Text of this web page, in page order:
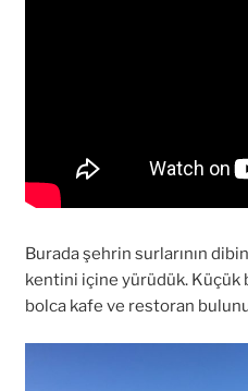
Burada şehrin surlarının
kentini içine yürüdük. Küçük
bolca kafe ve restoran